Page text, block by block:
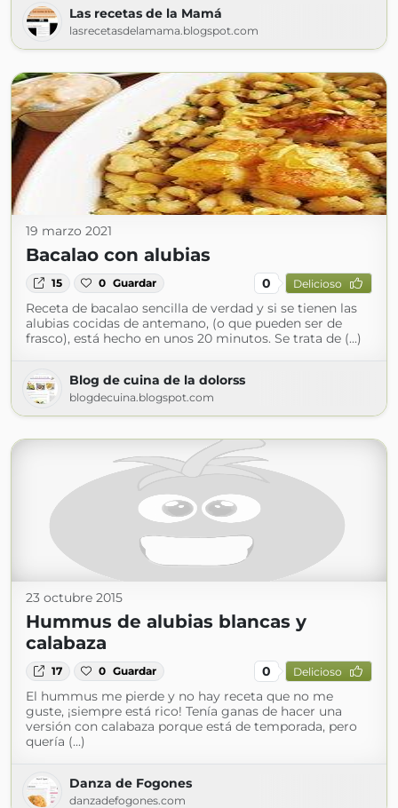
Las recetas de la Mamá
lasrecetasdelamama.blogspot.com
19 marzo 2021
Bacalao con alubias
15 0 Guardar 0 Delicioso
Receta de bacalao sencilla de verdad y si se tienen las
alubias cocidas de antemano, (o que pueden ser de
frasco), está hecho en unos 20 minutos. Se trata de (...)
Blog de cuina de la dolorss
blogdecuina.blogspot.com
23 octubre 2015
Hummus de alubias blancas y
calabaza
17 0 Guardar 0 Delicioso
El hummus me pierde y no hay receta que no me
guste, ¡siempre está rico! Tenía ganas de hacer una
versión con calabaza porque está de temporada, pero
quería (...)
Danza de Fogones
danzadefogones.com